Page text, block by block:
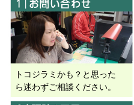
トコジラミかも？と思った
ら迷わずご相談ください。